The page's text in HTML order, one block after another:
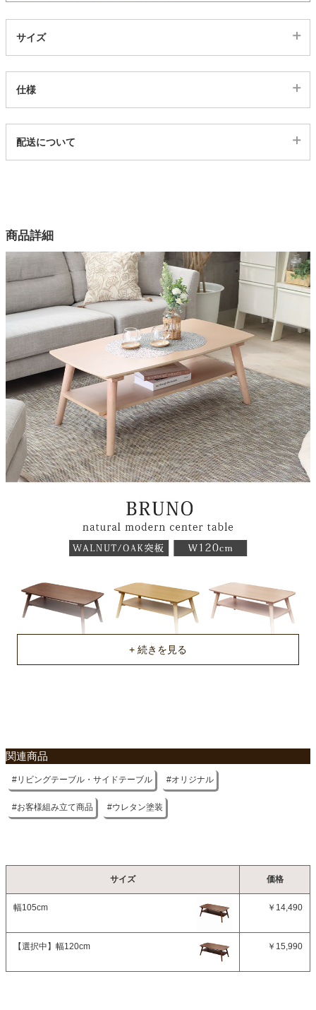
インテリア雑貨
タワー
サイズ
仕様
2600160
3色
ウォールナット天板
ウォールナット突板
オーク・ホワイト天板
オーク突板
脚部
ラバーウッド
天板塗装
ウレタン塗装
梱包サイズ
約124ｘ65ｘ14(cm)
原産国
ベトナム
組立説明書(PDF)
配送について
商品詳細
関連商品
リビングテーブル・サイドテーブル オリジナル
お客様組み立て商品 ウレタン塗装
サイズ 価格
幅105cm ￥14,490
【選択中】 幅120cm ￥15,990